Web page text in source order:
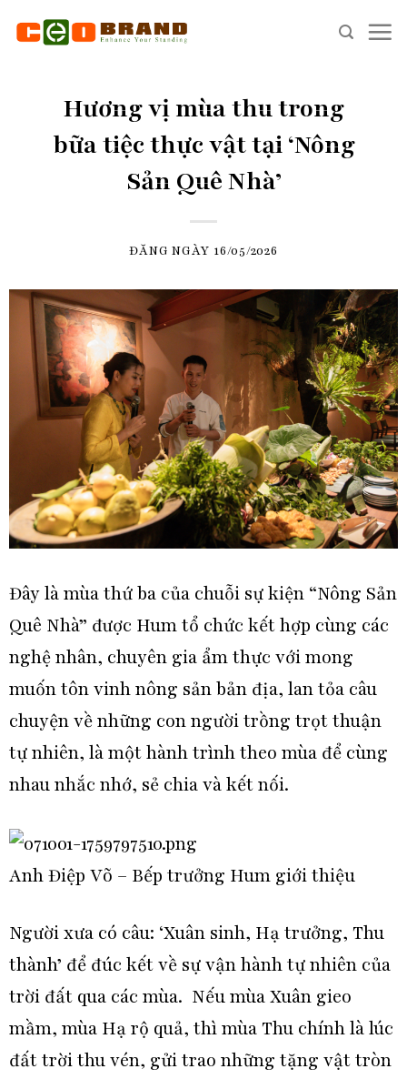
Hương vị mùa thu trong
bữa tiệc thực vật tại ‘Nông
Sản Quê Nhà’
ĐĂNG NGÀY 16/05/2026
Đây là mùa thứ ba của chuỗi sự kiện “Nông Sản
Quê Nhà” được Hum tổ chức kết hợp cùng các
nghệ nhân, chuyên gia ẩm thực với mong
muốn tôn vinh nông sản bản địa, lan tỏa câu
chuyện về những con người trồng trọt thuận
tự nhiên, là một hành trình theo mùa để cùng
nhau nhắc nhớ, sẻ chia và kết nối.
Anh Điệp Võ – Bếp trưởng Hum giới thiệu
Người xưa có câu: ‘Xuân sinh, Hạ trưởng, Thu
thành’ để đúc kết về sự vận hành tự nhiên của
trời đất qua các mùa. Nếu mùa Xuân gieo
mầm, mùa Hạ rộ quả, thì mùa Thu chính là lúc
đất trời thu vén, gửi trao những tặng vật tròn